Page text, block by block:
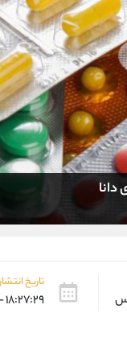
تاریخ انتشار
۱۸:۲۷:۲۹ - ۲۵ مهر ۱۴۰۱